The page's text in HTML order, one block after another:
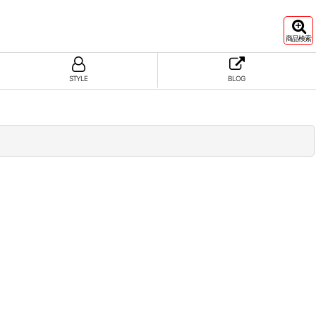
商品検索
STYLE BLOG